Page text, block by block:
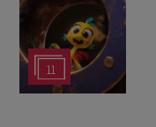
11